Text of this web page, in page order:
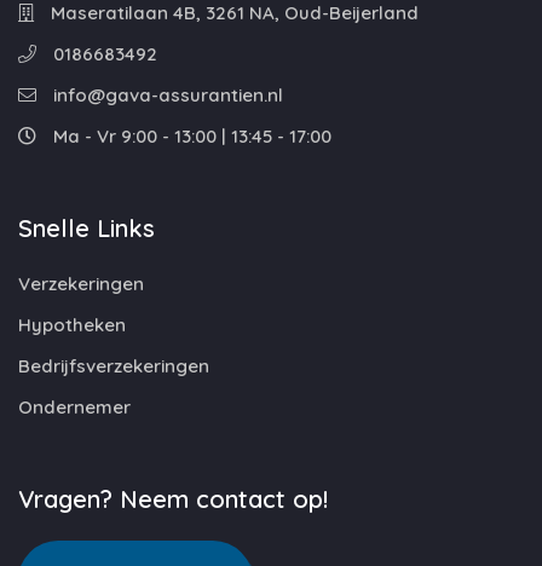
Maseratilaan 4B, 3261 NA, Oud-Beijerland
0186683492
info@gava-assurantien.nl
Ma - Vr 9:00 - 13:00 | 13:45 - 17:00
Snelle Links
Verzekeringen
Hypotheken
Bedrijfsverzekeringen
Ondernemer
Vragen? Neem contact op!